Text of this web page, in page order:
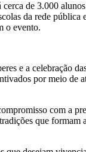
de 3.000
da rede pública
o evento.
e a celebração
por meio de
com a
que formam